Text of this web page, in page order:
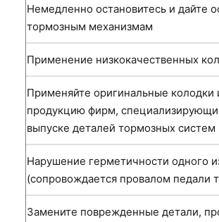
Немедленно остановитесь и дайте
тормозным механизмам
Применение низкокачественных
Применяйте оригинальные колодки
продукцию фирм,
выпуске деталей тормозных систем
Нарушение герметичности одного
(сопровождается провалом педали
Замените поврежденные детали,